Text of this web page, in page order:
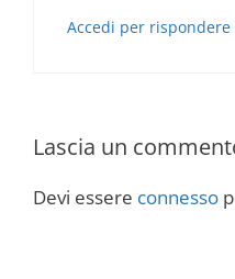
Accedi per rispondere
Lascia un
Devi essere connesso